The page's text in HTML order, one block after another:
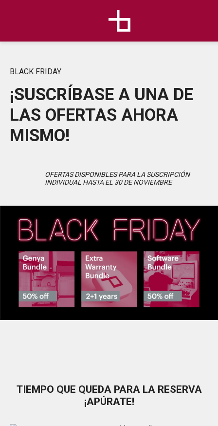
BLACK FRIDAY
¡SUSCRÍBASE A UNA DE
LAS OFERTAS AHORA
MISMO!
OFERTAS DISPONIBLES PARA LA SUSCRIPCIÓN
INDIVIDUAL HASTA EL 30 DE NOVIEMBRE
TIEMPO QUE QUEDA PARA LA RESERVA
¡APÚRATE!